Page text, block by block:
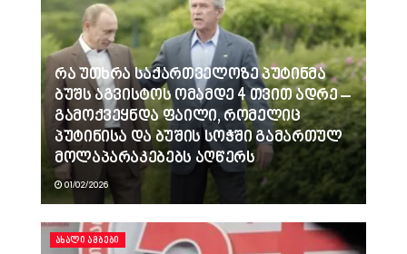
რა უთხრა საქართველოზე პუტინმა
ბუშს აგვისტოს ომამდე 4 თვით ადრე –
გამოქვეყნდა ფაილი, რომელიც
პუტინისა და ბუშის სოჭში გამართულ
მოლაპარაკებებს აღწერს
01/02/2026
ᲐᲮᲐᲚᲘ ᲐᲛᲑᲔᲑᲘ